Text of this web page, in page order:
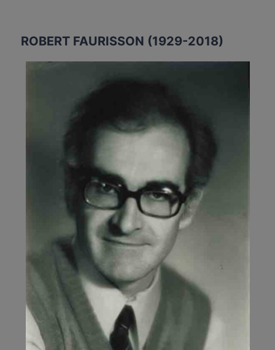
ROBERT FAURISSON (1929-2018)